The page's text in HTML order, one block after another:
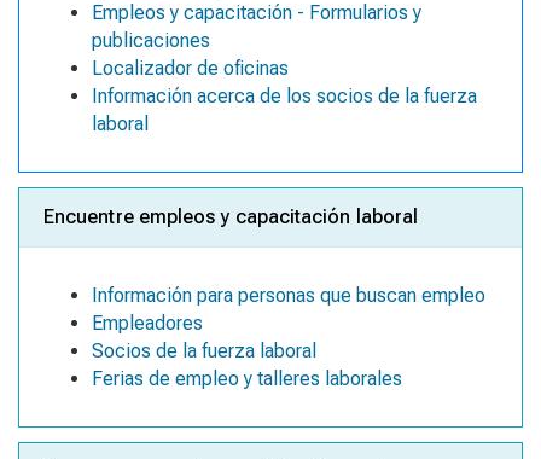
Empleos y capacitación - Formularios y
publicaciones
Localizador de oficinas
Información acerca de los socios de la fuerza
laboral
Encuentre empleos y capacitación laboral
Información para personas que buscan empleo
Empleadores
Socios de la fuerza laboral
Ferias de empleo y talleres laborales